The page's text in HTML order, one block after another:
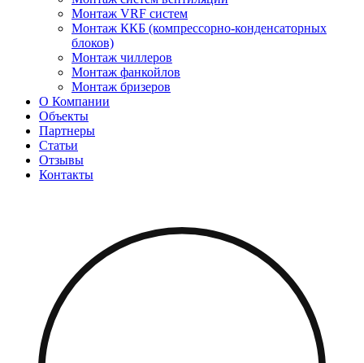
Монтаж VRF систем
Монтаж ККБ (компрессорно-конденсаторных
блоков)
Монтаж чиллеров
Монтаж фанкойлов
Монтаж бризеров
О Компании
Объекты
Партнеры
Статьи
Отзывы
Контакты